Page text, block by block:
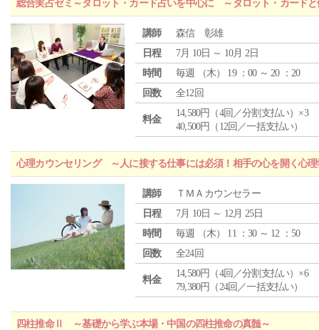
総合実占ゼミ～タロット・カード占いを中心に ～タロット・カード
講師
森信 彰雄
日程
7月 10日 ～ 10月 2日
時間
毎週 （木） 19 ：00 ～ 20 ：20
回数
全12回
料金
14,580円（4回／分割支払い）×3
40,500円（12回／一括支払い）
心理カウンセリング ～人に接する仕事には必須！相手の心を開く心理
講師
ＴＭＡカウンセラー
日程
7月 10日 ～ 12月 25日
時間
毎週 （木） 11 ：30 ～ 12 ：50
回数
全24回
料金
14,580円（4回／分割支払い）×6
79,380円（24回／一括支払い）
四柱推命Ⅱ ～基礎から学ぶ本場・中国の四柱推命の真髄～